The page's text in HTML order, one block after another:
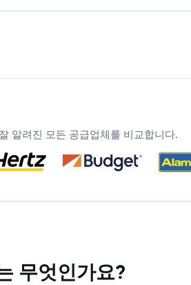
잘 알려진 모든 공급업체를 비교합니다.
무엇인가요?